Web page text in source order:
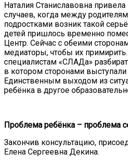
Наталия Станиславовна
случаев, когда между
подростками возник такой
детей пришлось временно
Центр. Сейчас с обеими
медиаторы, чтобы их
специалистам «СЛАДа»
в котором сторонами выступали
Единственным выходом из
ребёнка в другое
Проблема ребёнка – проблема
Закончив консультацию,
Елена Сергеевна Декина.